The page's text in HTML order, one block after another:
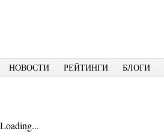
НОВОСТИ РЕЙТИНГИ БЛОГИ
Loading...